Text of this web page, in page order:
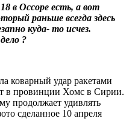
в Оссоре есть, а вот
раньше всегда здесь
куда- то исчез.
?
коварный удар ракетами
в провинции Хомс в Сирии.
продолжает удивлять
сделанное 10 апреля